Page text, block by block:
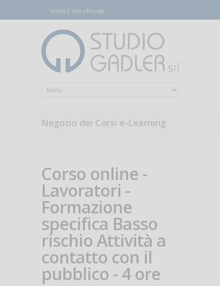
Visita il sito ufficiale
Negozio dei Corsi e-Learning
Corso online -
Lavoratori -
Formazione
specifica Basso
rischio Attività a
contatto con il
pubblico - 4 ore